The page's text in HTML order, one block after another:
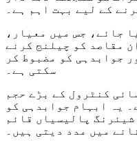
کے لیے بہت اہم ہے۔
جائے، جس میں معیار،
مقاصد کو چیلنج کرنے
جوابدہی کو مضبوط کر
سکتی ہے۔
کنٹرول کے بڑے حجم
یہ ابہام جوابدہی کو
پالیسیاں قائم
میں مدد دیتی ہیں۔